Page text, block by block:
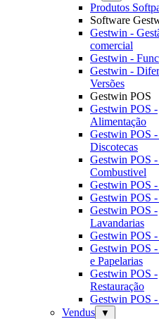
Produtos
Software
Gestwin -
comercial
Gestwin -
Gestwin -
Versões
Gestwin POS
Gestwin POS -
Alimentação
Gestwin POS -
Discotecas
Gestwin POS
Combustivel
Gestwin POS
Gestwin POS -
Gestwin POS -
Lavandarias
Gestwin POS
Gestwin POS
e Papelarias
Gestwin POS -
Restauração
Gestwin POS
Vendus
▼